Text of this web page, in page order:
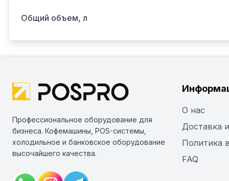
Общий объем, л
Профессиональное оборудование для
бизнеса. Кофемашины, POS-системы,
холодильное и банковское оборудование
высочайшего качества.
О нас
Доставка
Политика
FAQ